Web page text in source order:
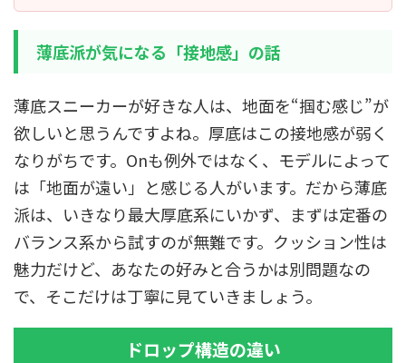
薄底派が気になる「接地感」の話
薄底スニーカーが好きな人は、地面を“掴む感じ”が
欲しいと思うんですよね。厚底はこの接地感が弱く
なりがちです。Onも例外ではなく、モデルによって
は「地面が遠い」と感じる人がいます。だから薄底
派は、いきなり最大厚底系にいかず、まずは定番の
バランス系から試すのが無難です。クッション性は
魅力だけど、あなたの好みと合うかは別問題なの
で、そこだけは丁寧に見ていきましょう。
ドロップ構造の違い